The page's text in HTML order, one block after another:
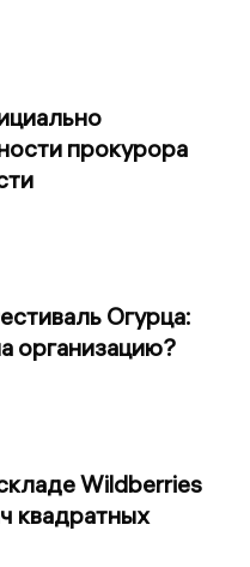
прокурора
Огурца:
организацию?
Wildberries
квадратных